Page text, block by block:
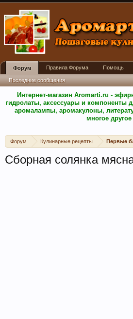
Интернет-магазин Aromarti.ru -
гидролаты, аксессуары и компоненты
аромалампы, аромакулоны,
многое другое
Форум Кулинарные рецепты Первые
Сборная солянка
Форум
Последние сообщения
Правила Форума Помощь